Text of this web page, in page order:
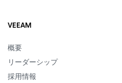
VEEAM
概要
リーダーシップ
採用情報